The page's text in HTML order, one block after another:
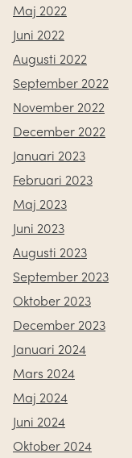
Maj 2022
Juni 2022
Augusti 2022
September 2022
November 2022
December 2022
Januari 2023
Februari 2023
Maj 2023
Juni 2023
Augusti 2023
September 2023
Oktober 2023
December 2023
Januari 2024
Mars 2024
Maj 2024
Juni 2024
Oktober 2024